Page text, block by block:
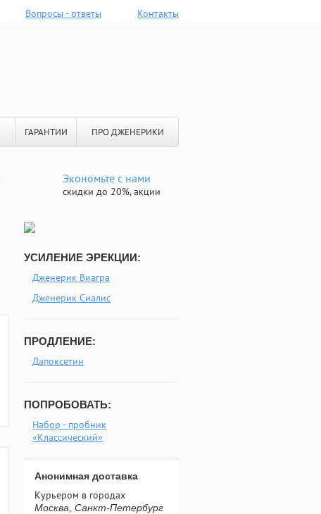
Вопросы - ответы Контакты
ГАРАНТИИ ПРО ДЖЕНЕРИКИ
Экономьте с нами
скидки до 20%, акции
УСИЛЕНИЕ ЭРЕКЦИИ:
Дженерик Виагра
Дженерик Сиалис
ПРОДЛЕНИЕ:
Дапоксетин
ПОПРОБОВАТЬ:
Набор - пробник
«Классический»
Анонимная доставка
Курьером в городах
Москва, Санкт-Петербург